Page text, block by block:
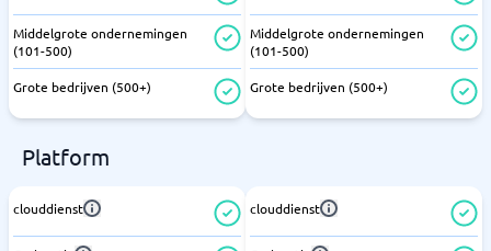
Middelgrote ondernemingen
(101-500)
Grote bedrijven (500+)
Middelgrote ondernemingen
(101-500)
Grote bedrijven (500+)
Platform
clouddienst clouddienst